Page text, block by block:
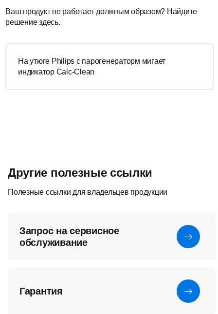
Ваш продукт не работает должным образом? Найдите
решение здесь.
На утюге Philips с парогенераторм мигает
индикатор Calc-Clean
Другие полезные ссылки
Полезные ссылки для владельцев продукции
Запрос на сервисное
обслуживание
Гарантия